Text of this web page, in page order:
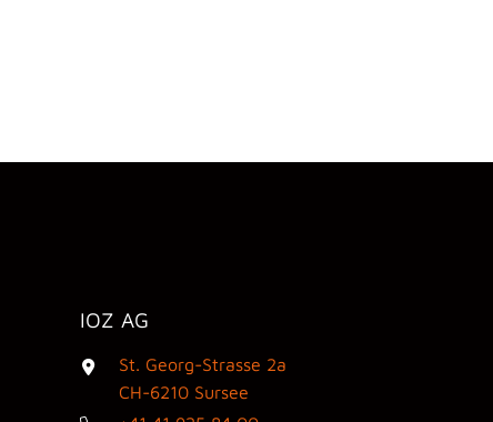
IOZ AG
St. Georg-Strasse 2a
CH-6210 Sursee